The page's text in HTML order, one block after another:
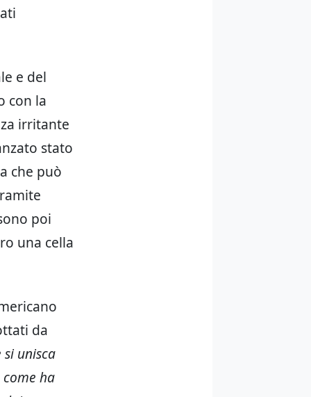
e del
con la
irritante
stato
che può
poi
una cella
da
si unisca
ha